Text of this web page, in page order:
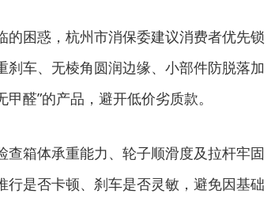
困惑，杭州市消保委建议消费者优先锁
车、无棱角圆润边缘、小部件防脱落加
醛”的产品，避开低价劣质款。
箱体承重能力、轮子顺滑度及拉杆牢固
是否卡顿、刹车是否灵敏，避免因基础